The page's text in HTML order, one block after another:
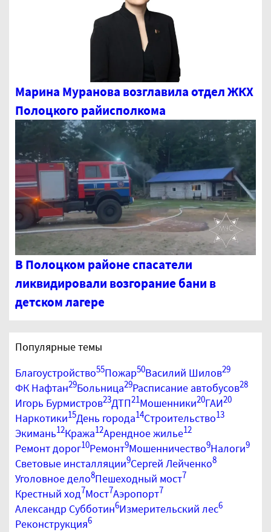
Марина Муранова возглавила отдел ЖКХ
Полоцкого райисполкома
В Полоцком районе спасатели
ликвидировали возгорание бани в
детском лагере
Популярные темы
Благоустройство55Пожар50Василий Шилов29
ФК Нафтан29Больница29Расписание автобусов28
Игорь Бурмистров23ДТП21Мошенники20ГАИ20
Наркотики15День города14Строительство13
Экимань12Кража12Арендное жилье12
Ремонт дорог10Ремонт9Мошенничество9Налоги9
Световые инсталляции9Сергей Лейченко8
Уголовное дело8Пешеходный мост7
Крестный ход7Мост7Аэропорт7
Александр Субботин6Измерительский лес6
Реконструкция6